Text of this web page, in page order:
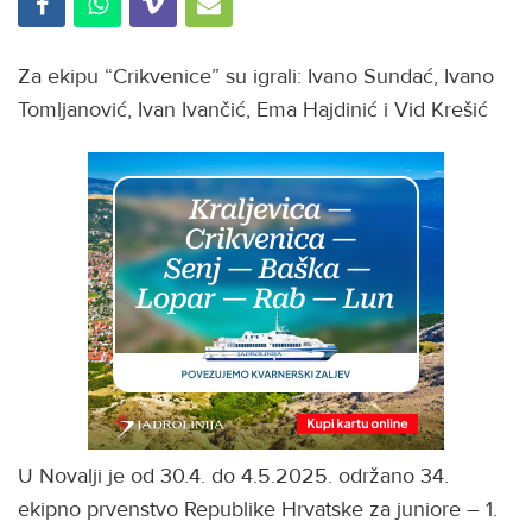
Za ekipu “Crikvenice” su igrali: Ivano Sundać, Ivano
Tomljanović, Ivan Ivančić, Ema Hajdinić i Vid Krešić
U Novalji je od 30.4. do 4.5.2025. održano 34.
ekipno prvenstvo Republike Hrvatske za juniore – 1.